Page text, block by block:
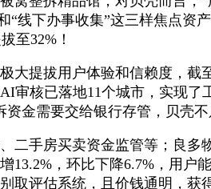
“线下办事收集”这三样焦点
至32%！
提拔用户体验和信赖度，截至
审核已落地11个城市，实现了
资金需要交给银行存管，贝壳
手房买卖资金监管等；良多
13.2%，环比下降6.7%，用
取评估系统，且价钱通明，获